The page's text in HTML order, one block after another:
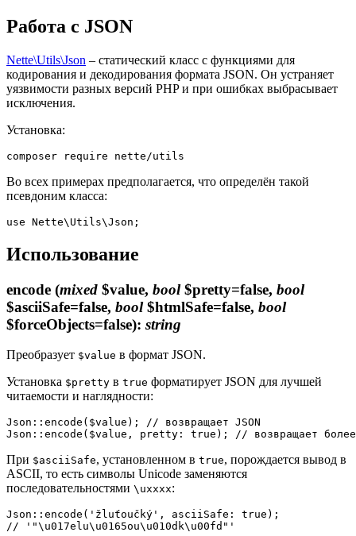
Работа с JSON
Nette\Utils\Json – статический класс с функциями для
кодирования и декодирования формата JSON. Он устраняет
уязвимости разных версий PHP и при ошибках выбрасывает
исключения.
Установка:
Во всех примерах предполагается, что определён такой
псевдоним класса:
Использование
encode (mixed $value, bool$pretty=false, bool
$asciiSafe=false, bool$htmlSafe=false, bool
$forceObjects=false): string
Преобразует $value в формат JSON.
Установка $pretty в true форматирует JSON для лучшей
читаемости и наглядности:
Json::encode($value); // возвращает JSON
При $asciiSafe, установленном в true, порождается вывод в
ASCII, то есть символы Unicode заменяются
последовательностями \uxxxx:
Json::encode('žluťoučký', asciiSafe: true);